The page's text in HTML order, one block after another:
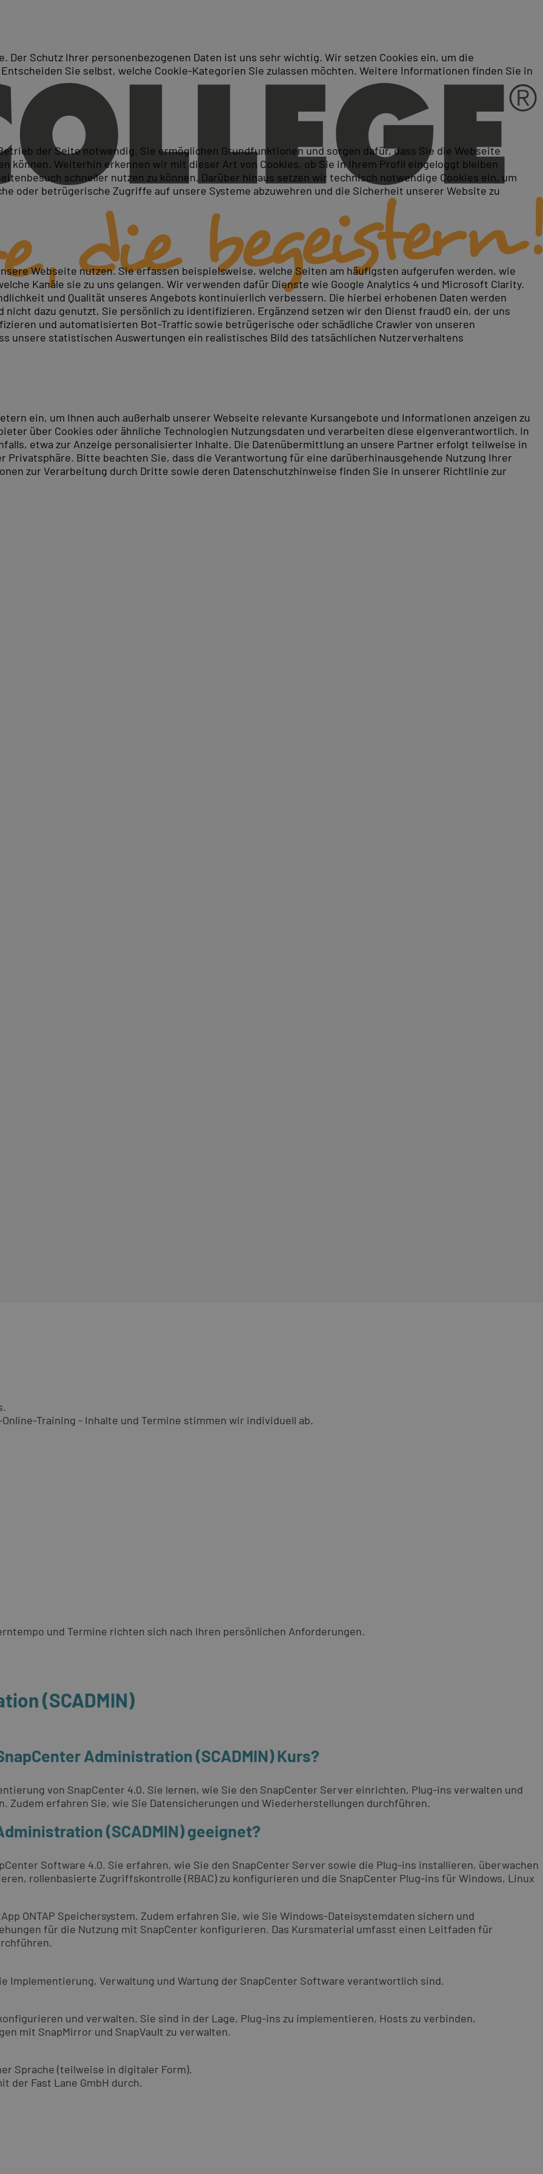
(SCADMIN)
Workloads verwalten
und konfigurieren
durchführen
– ideal für den Erfahrungsaustausch und neue Impulse.
Training - Inhalte und Termine stimmen wir individuell ab.
und Termine richten sich nach Ihren persönlichen Anforderungen.
(SCADMIN)
Administration (SCADMIN) Kurs?
von SnapCenter 4.0. Sie lernen, wie Sie den SnapCenter Server einrichten, Plug-ins verwalten und
Zudem erfahren Sie, wie Sie Datensicherungen und Wiederherstellungen durchführen.
(SCADMIN) geeignet?
Software 4.0. Sie erfahren, wie Sie den SnapCenter Server sowie die Plug-ins installieren, überwachen
rollenbasierte Zugriffskontrolle (RBAC) zu konfigurieren und die SnapCenter Plug-ins für Windows, Linux
ONTAP Speichersystem. Zudem erfahren Sie, wie Sie Windows-Dateisystemdaten sichern und
für die Nutzung mit SnapCenter konfigurieren. Das Kursmaterial umfasst einen Leitfaden für
Implementierung, Verwaltung und Wartung der SnapCenter Software verantwortlich sind.
und verwalten. Sie sind in der Lage, Plug-ins zu implementieren, Hosts zu verbinden,
mit SnapMirror und SnapVault zu verwalten.
Sprache (teilweise in digitaler Form).
der Fast Lane GmbH durch.
Der Schutz Ihrer personenbezogenen Daten ist uns sehr wichtig. Wir setzen Cookies ein, um die
Sie selbst, welche Cookie-Kategorien Sie zulassen möchten. Weitere Informationen finden Sie in
der Seite notwendig. Sie ermöglichen Grundfunktionen und sorgen dafür, dass Sie die Webseite
können. Weiterhin erkennen wir mit dieser Art von Cookies, ob Sie in Ihrem Profil eingeloggt bleiben
schneller nutzen zu können. Darüber hinaus setzen wir technisch notwendige Cookies ein, um
oder betrügerische Zugriffe auf unsere Systeme abzuwehren und die Sicherheit unserer Website zu
Webseite nutzen. Sie erfassen beispielsweise, welche Seiten am häufigsten aufgerufen werden, wie
Kanäle sie zu uns gelangen. Wir verwenden dafür Dienste wie Google Analytics 4 und Microsoft Clarity.
und Qualität unseres Angebots kontinuierlich verbessern. Die hierbei erhobenen Daten werden
dazu genutzt, Sie persönlich zu identifizieren. Ergänzend setzen wir den Dienst fraud0 ein, der uns
und automatisierten Bot-Traffic sowie betrügerische oder schädliche Crawler von unseren
unsere statistischen Auswertungen ein realistisches Bild des tatsächlichen Nutzerverhaltens
ein, um Ihnen auch außerhalb unserer Webseite relevante Kursangebote und Informationen anzeigen zu
über Cookies oder ähnliche Technologien Nutzungsdaten und verarbeiten diese eigenverantwortlich. In
etwa zur Anzeige personalisierter Inhalte. Die Datenübermittlung an unsere Partner erfolgt teilweise in
Privatsphäre. Bitte beachten Sie, dass die Verantwortung für eine darüberhinausgehende Nutzung Ihrer
zur Verarbeitung durch Dritte sowie deren Datenschutzhinweise finden Sie in unserer Richtlinie zur